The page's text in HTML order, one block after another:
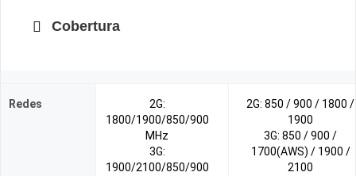
Cobertura
Redes
2G:
1800/1900/850/900
MHz
3G:
1900/2100/850/900
2G: 850 / 900 / 1800 /
1900
3G: 850 / 900 /
1700(AWS) / 1900 /
2100